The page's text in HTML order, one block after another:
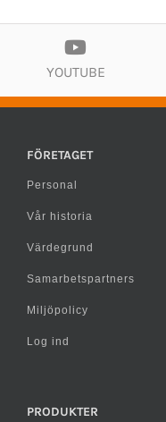
YOUTUBE
FÖRETAGET
Personal
Vår historia
Värdegrund
Samarbetspartners
Miljöpolicy
Log ind
PRODUKTER